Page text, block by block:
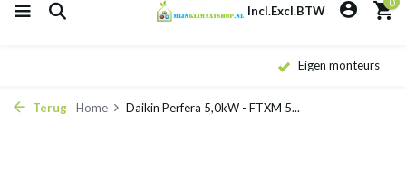
Incl.Excl.BTW
Terug Home Daikin Perfera 5,0kW - FTXM 5...